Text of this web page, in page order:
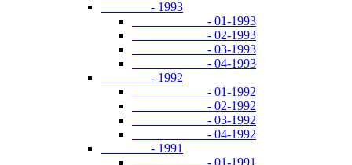
- 1993
- 01-1993
- 02-1993
- 03-1993
- 04-1993
- 1992
- 01-1992
- 02-1992
- 03-1992
- 04-1992
- 1991
- 01-1991